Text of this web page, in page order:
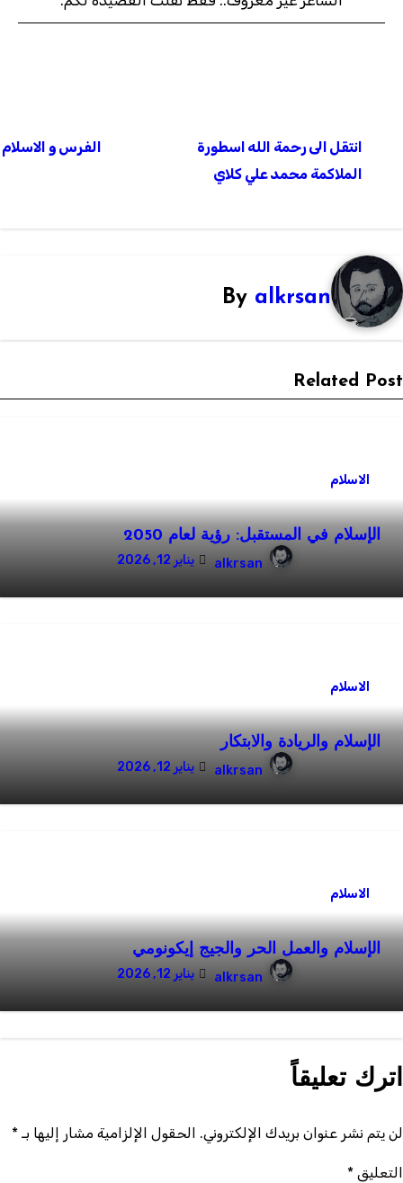
المقالات
انتقل الى رحمة الله اسطورة
الملاكمة محمد علي كلاي
الفرس و الاسلام
By alkrsan
Related Post
الاسلام
الإسلام في المستقبل: رؤية لعام 2050
alkrsan يناير 12, 2026
الاسلام
الإسلام والريادة والابتكار
alkrsan يناير 12, 2026
الاسلام
الإسلام والعمل الحر والجيج إيكونومي
alkrsan يناير 12, 2026
اترك تعليقاً
لن يتم نشر عنوان بريدك الإلكتروني. الحقول الإلزامية مشار إليها بـ *
التعليق *